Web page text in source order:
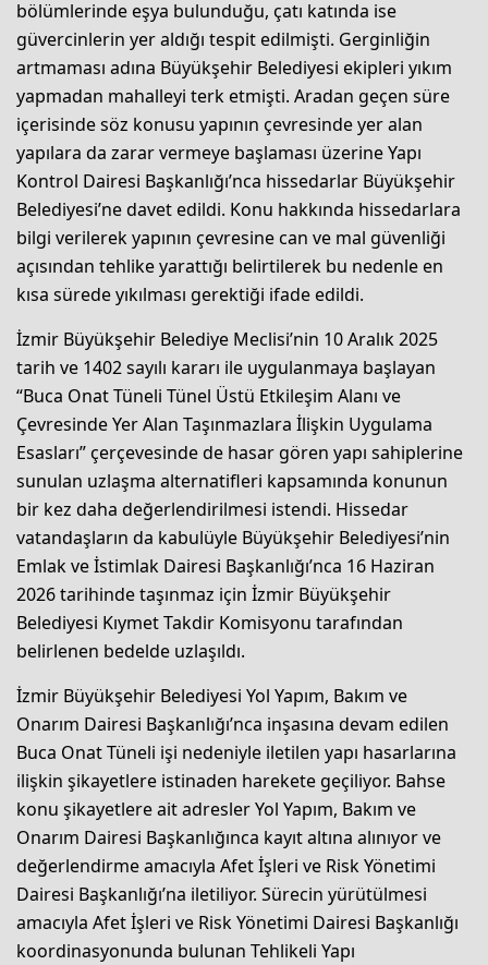
bölümlerinde eşya bulunduğu, çatı katında ise
güvercinlerin yer aldığı tespit edilmişti. Gerginliğin
artmaması adına Büyükşehir Belediyesi ekipleri yıkım
yapmadan mahalleyi terk etmişti. Aradan geçen süre
içerisinde söz konusu yapının çevresinde yer alan
yapılara da zarar vermeye başlaması üzerine Yapı
Kontrol Dairesi Başkanlığı’nca hissedarlar Büyükşehir
Belediyesi’ne davet edildi. Konu hakkında hissedarlara
bilgi verilerek yapının çevresine can ve mal güvenliği
açısından tehlike yarattığı belirtilerek bu nedenle en
kısa sürede yıkılması gerektiği ifade edildi.
İzmir Büyükşehir Belediye Meclisi’nin 10 Aralık 2025
tarih ve 1402 sayılı kararı ile uygulanmaya başlayan
“Buca Onat Tüneli Tünel Üstü Etkileşim Alanı ve
Çevresinde Yer Alan Taşınmazlara İlişkin Uygulama
Esasları” çerçevesinde de hasar gören yapı sahiplerine
sunulan uzlaşma alternatifleri kapsamında konunun
bir kez daha değerlendirilmesi istendi. Hissedar
vatandaşların da kabulüyle Büyükşehir Belediyesi’nin
Emlak ve İstimlak Dairesi Başkanlığı’nca 16 Haziran
2026 tarihinde taşınmaz için İzmir Büyükşehir
Belediyesi Kıymet Takdir Komisyonu tarafından
belirlenen bedelde uzlaşıldı.
İzmir Büyükşehir Belediyesi Yol Yapım, Bakım ve
Onarım Dairesi Başkanlığı’nca inşasına devam edilen
Buca Onat Tüneli işi nedeniyle iletilen yapı hasarlarına
ilişkin şikayetlere istinaden harekete geçiliyor. Bahse
konu şikayetlere ait adresler Yol Yapım, Bakım ve
Onarım Dairesi Başkanlığınca kayıt altına alınıyor ve
değerlendirme amacıyla Afet İşleri ve Risk Yönetimi
Dairesi Başkanlığı’na iletiliyor. Sürecin yürütülmesi
amacıyla Afet İşleri ve Risk Yönetimi Dairesi Başkanlığı
koordinasyonunda bulunan Tehlikeli Yapı